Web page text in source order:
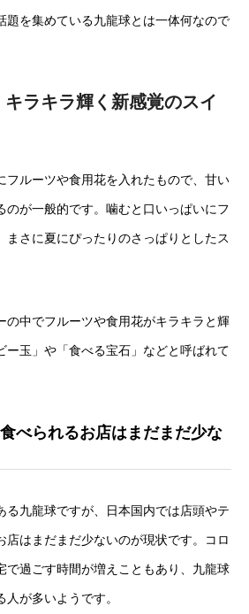
題を集めている九龍球とは一体何なので
ラキラ輝く新感覚のスイ
フルーツや食用花を入れたもので、甘い
のが一般的です。噛むと口いっぱいにフ
まさに夏にぴったりのさっぱりとしたス
の中でフルーツや食用花がキラキラと輝
ー玉」や「食べる宝石」などと呼ばれて
べられるお店はまだまだ少な
る九龍球ですが、日本国内では店頭やテ
店はまだまだ少ないのが現状です。コロ
で過ごす時間が増えこともあり、九龍球
が多いようです。